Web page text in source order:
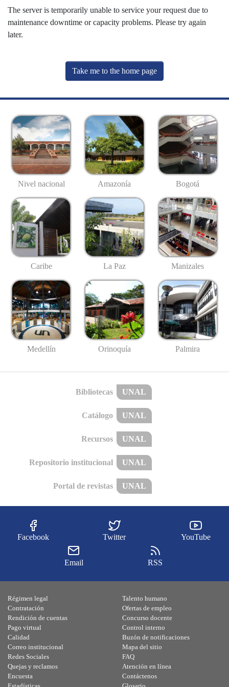
The server is temporarily unable to service your request due to
maintenance downtime or capacity problems. Please try again
later.
Take me to the home page
Nivel nacional Amazonía Bogotá
Caribe La Paz Manizales
Medellín Orinoquía Palmira
Bibliotecas UNAL
Catálogo UNAL
Recursos UNAL
Repositorio institucional UNAL
Portal de revistas UNAL
Facebook Twitter YouTube
Email RSS
Régimen legal
Contratación
Rendición de cuentas
Pago virtual
Calidad
Talento humano
Ofertas de empleo
Concurso docente
Control interno
Buzón de notificaciones
Correo institucional
Redes Sociales
Quejas y reclamos
Encuesta
Mapa del sitio
FAQ
Atención en línea
Contáctenos